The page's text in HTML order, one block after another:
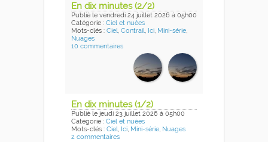
En dix minutes (2/2)
Publié le vendredi 24 juillet 2026 à 05h00
Catégorie : Ciel et nuées
Mots-clés : Ciel, Contrail, Ici, Mini-série,
Nuages
10 commentaires
En dix minutes (1/2)
Publié le jeudi 23 juillet 2026 à 05h00
Catégorie : Ciel et nuées
Mots-clés : Ciel, Ici, Mini-série, Nuages
2 commentaires